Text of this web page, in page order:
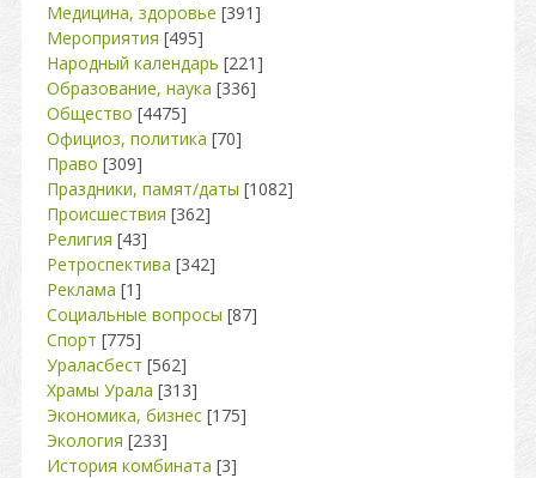
Медицина, здоровье [391]
Мероприятия [495]
Народный календарь [221]
Образование, наука [336]
Общество [4475]
Официоз, политика [70]
Право [309]
Праздники, памят/даты [1082]
Происшествия [362]
Религия [43]
Ретроспектива [342]
Реклама [1]
Социальные вопросы [87]
Спорт [775]
Ураласбест [562]
Храмы Урала [313]
Экономика, бизнес [175]
Экология [233]
История комбината [3]